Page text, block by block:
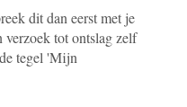
dit dan eerst met je
verzoek tot ontslag zelf
tegel 'Mijn